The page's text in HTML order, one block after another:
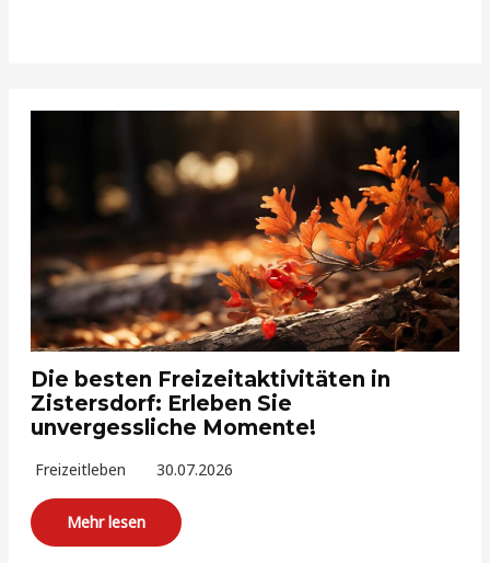
Die besten Freizeitaktivitäten in
Zistersdorf: Erleben Sie
unvergessliche Momente!
Freizeitleben 30.07.2026
Mehr lesen